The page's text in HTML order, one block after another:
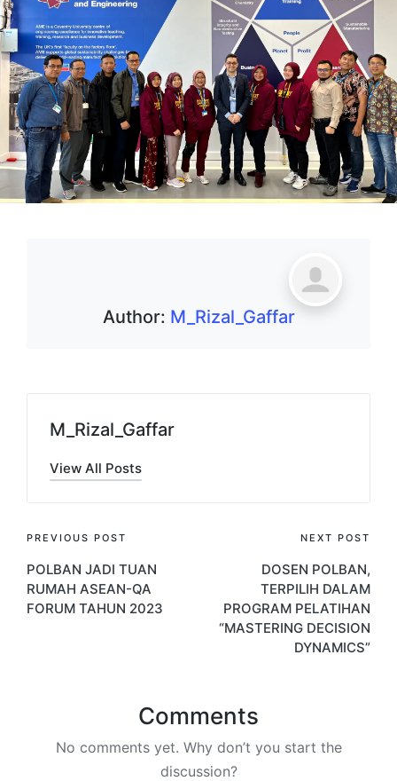
Author: M_Rizal_Gaffar
M_Rizal_Gaffar
View All Posts
PREVIOUS POST
POLBAN JADI TUAN
RUMAH ASEAN-QA
FORUM TAHUN 2023
NEXT POST
DOSEN POLBAN,
TERPILIH DALAM
PROGRAM PELATIHAN
“MASTERING DECISION
DYNAMICS”
Comments
No comments yet. Why don’t you start the
discussion?